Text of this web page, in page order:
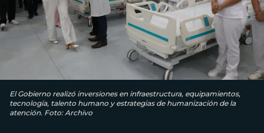
El Gobierno realizó inversiones en infraestructura, equipamientos,
tecnología, talento humano y estrategias de humanización de la
atención. Foto: Archivo